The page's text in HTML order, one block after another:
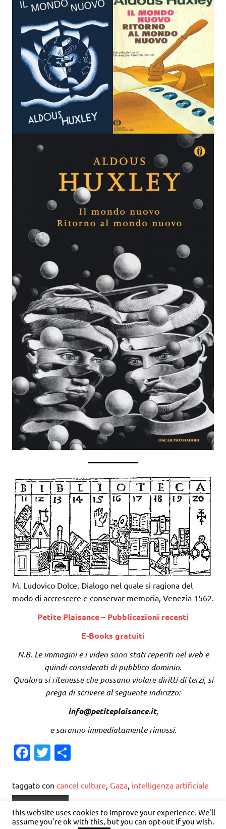
M. Ludovico Dolce, Dialogo nel quale si ragiona del
modo di accrescere e conservar memoria, Venezia 1562.
Petite Plaisance – Pubblicazioni recenti
E-Books gratuiti
N.B. Le immagini e i video sono stati reperiti nel web e
quindi considerati di pubblico dominio.
Qualora si ritenesse che possano violare diritti di terzi, si
prega di scrivere al seguente indirizzo:
info@petiteplaisance.it,
e saranno immediatamente rimossi.
Fa
e
b
o
T
it
te
r
n
vi
taggato con cancel culture, Gaza, intelligenza artificiale
Antropologia
This website uses cookies to improve your experience. We'll
assume you're ok with this, but you can opt-out if you wish.